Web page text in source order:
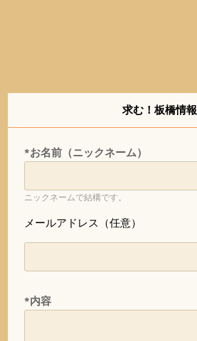
求む！板橋情報
*お名前（ニックネーム）
ニックネームで結構です。
メールアドレス（任意）
*内容